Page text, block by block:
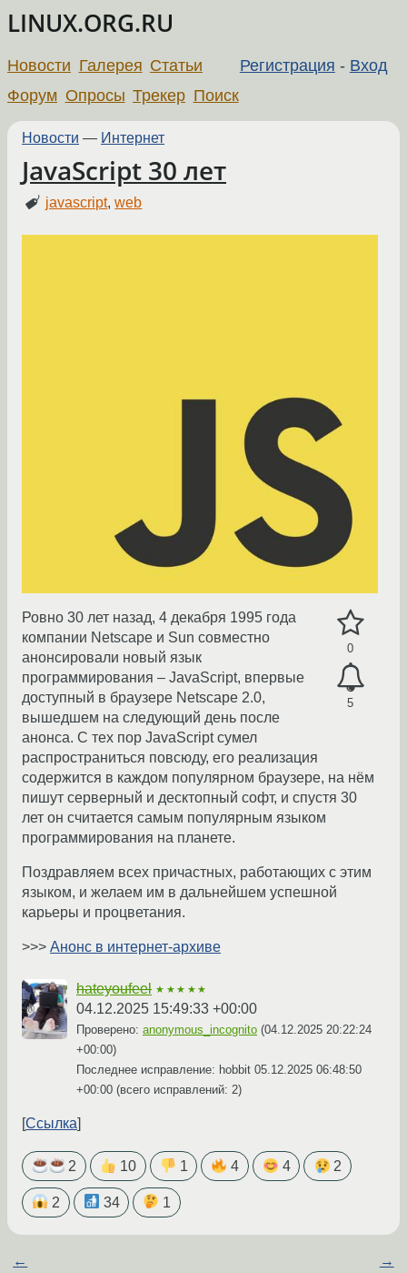
LINUX.ORG.RU
Регистрация - Вход
Новости Галерея Статьи
Форум Опросы Трекер Поиск
Новости — Интернет
JavaScript 30 лет
javascript,web
0
5
Ровно 30 лет назад, 4 декабря 1995 года
компании Netscape и Sun совместно
анонсировали новый язык
программирования – JavaScript, впервые
доступный в браузере Netscape 2.0,
вышедшем на следующий день после
анонса. С тех пор JavaScript сумел
распространиться повсюду, его реализация
содержится в каждом популярном браузере, на нём
пишут серверный и десктопный софт, и спустя 30
лет он считается самым популярным языком
программирования на планете.
Поздравляем всех причастных, работающих с этим
языком, и желаем им в дальнейшем успешной
карьеры и процветания.
>>> Анонс в интернет-архиве
hateyoufeel ★★★★★
04.12.2025 15:49:33 +00:00
Проверено: anonymous_incognito (04.12.2025 20:22:24
+00:00)
Последнее исправление: hobbit 05.12.2025 06:48:50
+00:00 (всего исправлений: 2)
Ссылка
2 10 1 4 4 2
2 34 1
← →